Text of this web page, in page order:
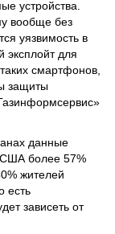
устройства.
вообще без
уязвимость в
эксплойт для
смартфонов,
защиты
данные
США более 57%
жителей
есть
зависеть от